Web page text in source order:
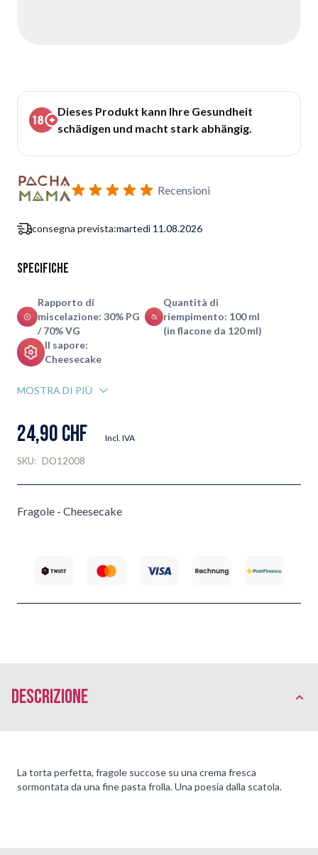
Dieses Produkt kann Ihre Gesundheit
schädigen und macht stark abhängig.
Recensioni
consegna prevista:martedì 11.08.2026
Specifiche
Rapporto di
miscelazione: 30% PG
/ 70% VG
Quantità di
riempimento: 100 ml
(in flacone da 120 ml)
Il sapore:
Cheesecake
MOSTRA DI PIÙ
24,90 CHF Incl. IVA
SKU: DO12008
Fragole - Cheesecake
Descrizione
La torta perfetta, fragole succose su una crema fresca
sormontata da una fine pasta frolla. Una poesia dalla scatola.